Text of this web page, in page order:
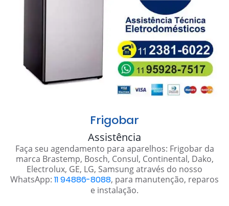
Frigobar
Assistência
Faça seu agendamento para aparelhos: Frigobar da
marca Brastemp, Bosch, Consul, Continental, Dako,
Electrolux, GE, LG, Samsung através do nosso
WhatsApp: 11 94886-8088, para manutenção, reparos
e instalação.